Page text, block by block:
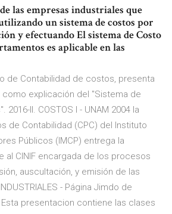
las empresas industriales que
un sistema de costos por
y efectuando El sistema de Costo
es aplicable en las
de Contabilidad de costos, presenta
explicación del "Sistema de
II. COSTOS I - UNAM 2004 la
de Contabilidad (CPC) del Instituto
Públicos (IMCP) entrega la
al CINIF encargada de los procesos
auscultación, y emisión de las
- Página Jimdo de
presentacion contiene las clases